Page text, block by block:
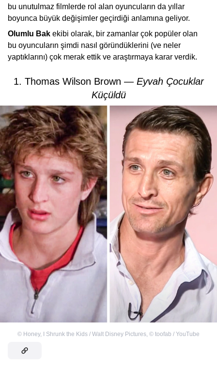
bu unutulmaz filmlerde rol alan oyuncuların da yıllar
boyunca büyük değişimler geçirdiği anlamına geliyor.
Olumlu Bak ekibi olarak, bir zamanlar çok popüler olan
bu oyuncuların şimdi nasıl göründüklerini (ve neler
yaptıklarını) çok merak ettik ve araştırmaya karar verdik.
1. Thomas Wilson Brown — Eyvah Çocuklar
Küçüldü
© Honey, I Shrunk the Kids / Walt Disney Pictures, © toofab / YouTube